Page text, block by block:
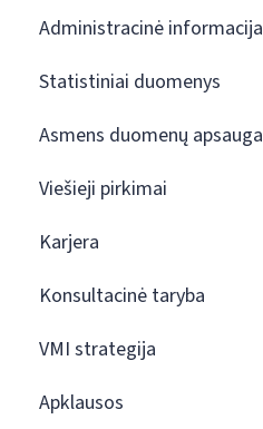
Administracinė informacija
Statistiniai duomenys
Asmens duomenų apsauga
Viešieji pirkimai
Karjera
Konsultacinė taryba
VMI strategija
Apklausos